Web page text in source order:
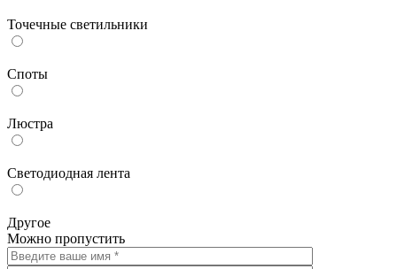
Точечные светильники
Споты
Люстра
Светодиодная лента
Другое
Можно пропустить